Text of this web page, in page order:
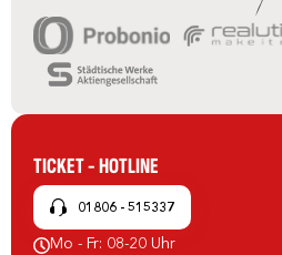
TICKET - HOTLINE
01806 - 515337
Mo - Fr: 08-20 Uhr